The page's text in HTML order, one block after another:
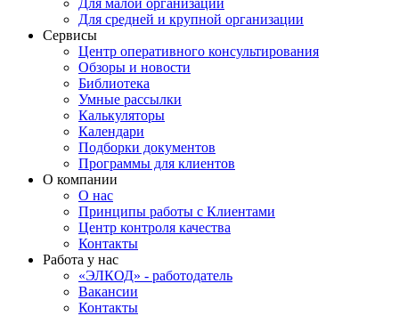
Для малой организации
Для средней и крупной организации
Сервисы
Центр оперативного консультирования
Обзоры и новости
Библиотека
Умные рассылки
Калькуляторы
Календари
Подборки документов
Программы для клиентов
О компании
О нас
Принципы работы с Клиентами
Центр контроля качества
Контакты
Работа у нас
«ЭЛКОД» - работодатель
Вакансии
Контакты